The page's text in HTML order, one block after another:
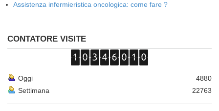
Assistenza infermieristica oncologica: come fare ?
CONTATORE VISITE
Oggi
4880
Settimana
22763